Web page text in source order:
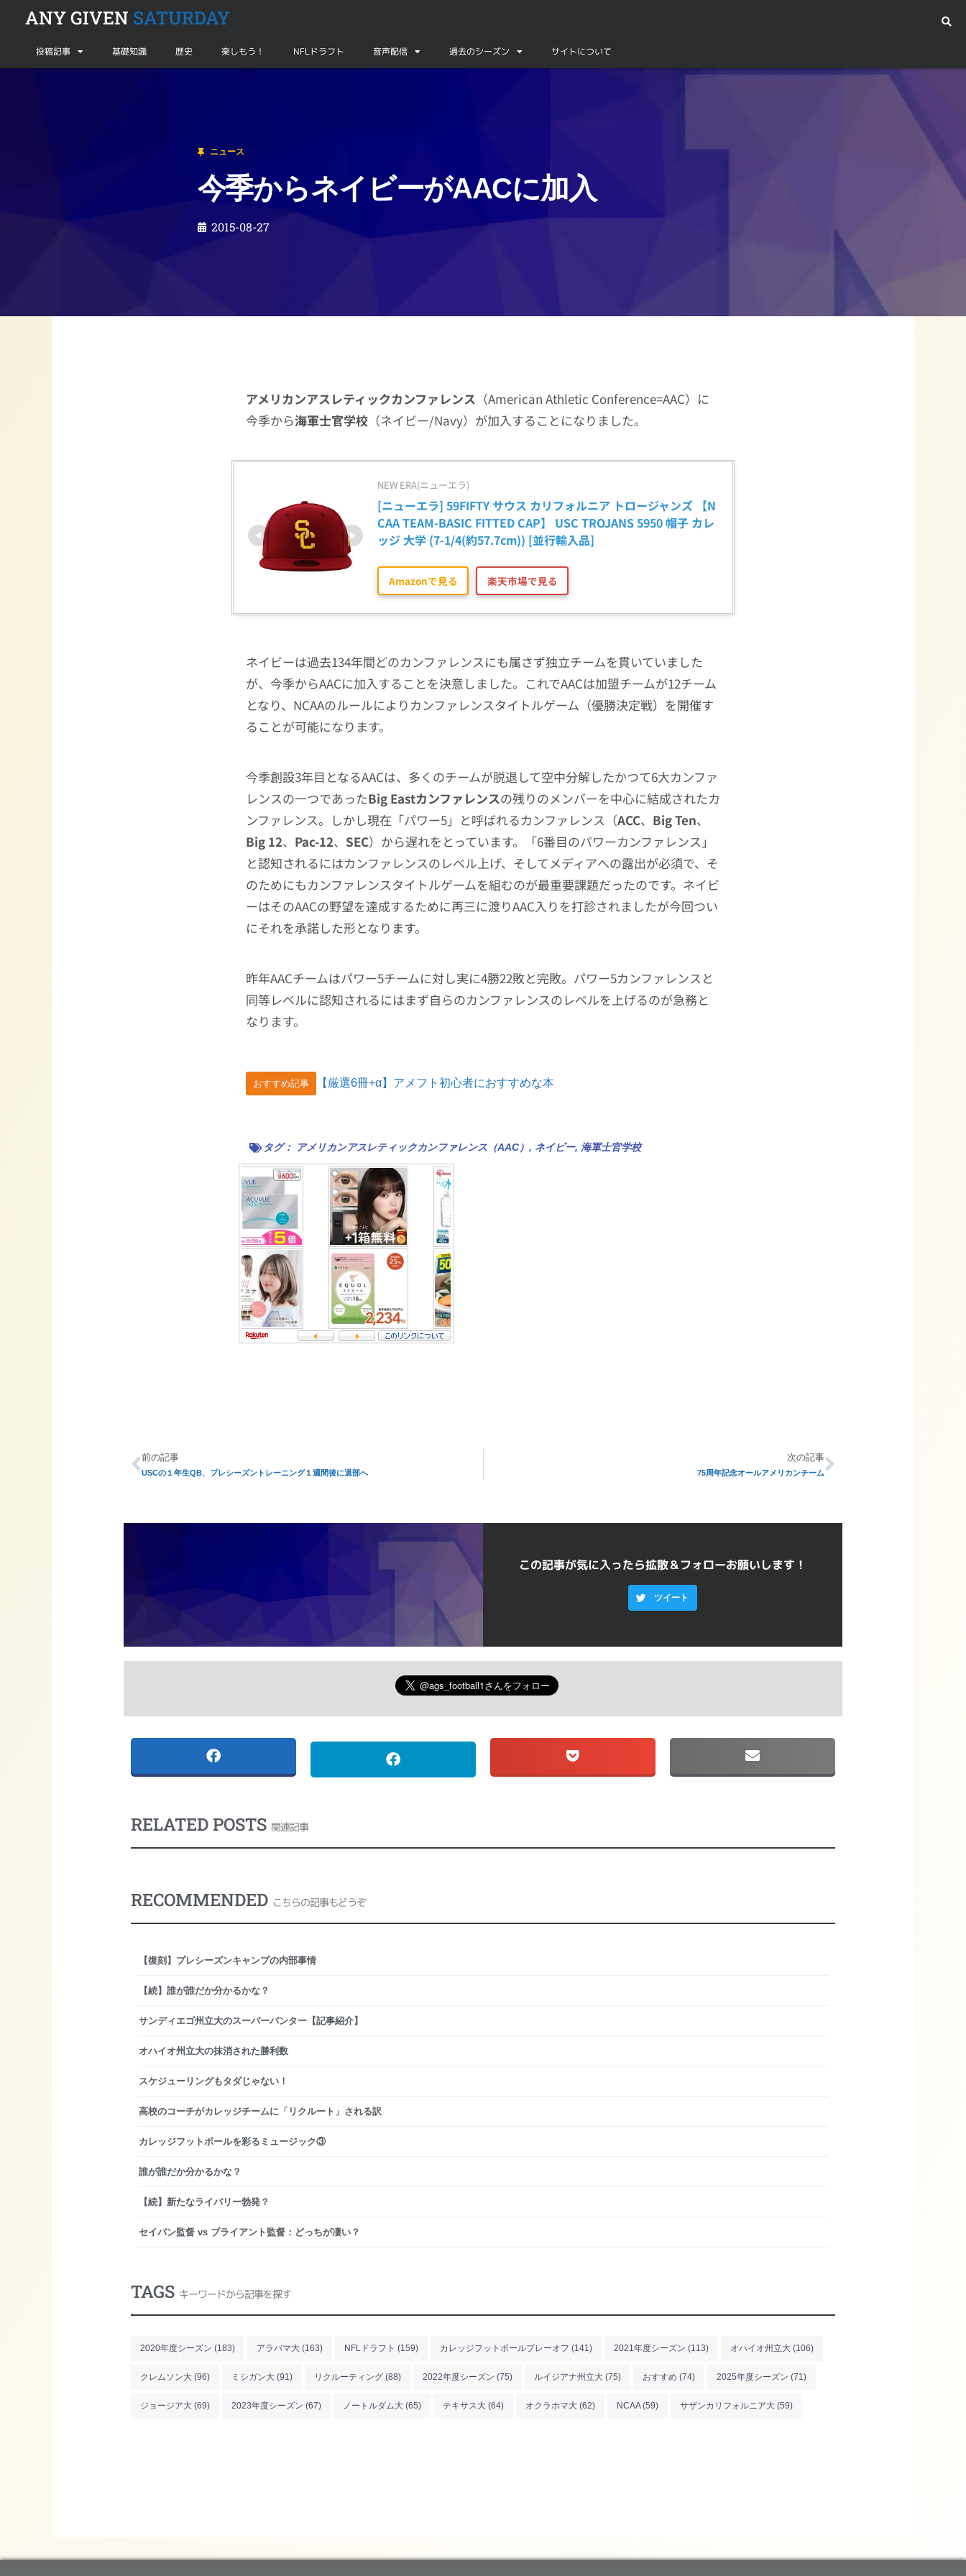
ANY GIVEN SATURDAY
投稿記事 基礎知識 歴史 楽しもう！ NFLドラフト 音声配信 過去のシーズン サイトについて
ニュース
今季からネイビーがAACに加入
2015-08-27
アメリカンアスレティックカンファレンス （American Athletic Conference=AAC）に
今季から海軍士官学校 （ネイビー/Navy）が加入することになりました。
NEW ERA(ニューエラ)
[ニューエラ] 59FIFTY サウス カリフォルニア トロージャンズ 【N
CAA TEAM-BASIC FITTED CAP】 USC TROJANS 5950 帽子 カレ
ッジ 大学 (7-1/4(約57.7cm)) [並行輸入品]
Amazonで見る 楽天市場で見る
ネイビーは過去134年間どのカンファレンスにも属さず独立チームを貫いていました
が、今季からAACに加入することを決意しました。これでAACは加盟チームが12チーム
となり、NCAAのルールによりカンファレンスタイトルゲーム（優勝決定戦）を開催す
ることが可能になります。
今季創設3年目となるAACは、多くのチームが脱退して空中分解したかつて6大カンファ
レンスの一つであったBig Eastカンファレンスの残りのメンバーを中心に結成されたカ
ンファレンス。しかし現在「パワー5」と呼ばれるカンファレンス（ACC、 Big Ten、
Big 12、 Pac-12、 SEC）から遅れをとっています。「6番目のパワーカンファレンス」
と認知されるにはカンファレンスのレベル上げ、そしてメディアへの露出が必須で、そ
のためにもカンファレンスタイトルゲームを組むのが最重要課題だったのです。ネイビ
ーはそのAACの野望を達成するために再三に渡りAAC入りを打診されましたが今回つい
にそれを承諾した形となります。
昨年AACチームはパワー5チームに対し実に4勝22敗と完敗。パワー5カンファレンスと
同等レベルに認知されるにはまず自らのカンファレンスのレベルを上げるのが急務と
なります。
おすすめ記事 【厳選6冊+α】アメフト初心者におすすめな本
タグ： アメリカンアスレティックカンファレンス（AAC） , ネイビー, 海軍士官学校
前の記事
USCの１年生QB、プレシーズントレーニング１週間後に退部へ
次の記事
75周年記念オールアメリカンチーム
この記事が気に入ったら拡散＆フォローお願いします！
ツイート
RELATED POSTS 関連記事
RECOMMENDED こちらの記事もどうぞ
【復刻】プレシーズンキャンプの内部事情
【続】誰が誰だか分かるかな？
サンディエゴ州立大のスーパーパンター【記事紹介】
オハイオ州立大の抹消された勝利数
スケジューリングもタダじゃない！
高校のコーチがカレッジチームに「リクルート」される訳
カレッジフットボールを彩るミュージック③
誰が誰だか分かるかな？
【続】新たなライバリー勃発？
セイバン監督 vs ブライアント監督：どっちが凄い？
TAGS キーワードから記事を探す
.
2020年度シーズン (183) アラバマ大 (163) NFLドラフト (159) カレッジフットボールプレーオフ (141) 2021年度シーズン (113) オハイオ州立大 (106)
クレムソン大 (96) ミシガン大 (91) リクルーティング (88) 2022年度シーズン (75) ルイジアナ州立大 (75) おすすめ (74) 2025年度シーズン (71)
ジョージア大 (69) 2023年度シーズン (67) ノートルダム大 (65) テキサス大 (64) オクラホマ大 (62) NCAA(59) サザンカリフォルニア大 (59)